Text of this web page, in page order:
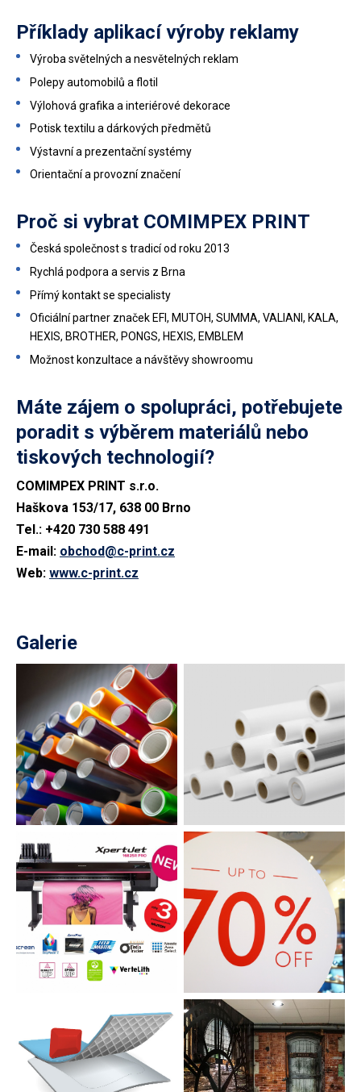
Příklady aplikací výroby reklamy
Výroba světelných a nesvětelných reklam
Polepy automobilů a flotil
Výlohová grafika a interiérové dekorace
Potisk textilu a dárkových předmětů
Výstavní a prezentační systémy
Orientační a provozní značení
Proč si vybrat COMIMPEX PRINT
Česká společnost s tradicí od roku 2013
Rychlá podpora a servis z Brna
Přímý kontakt se specialisty
Oficiální partner značek EFI, MUTOH, SUMMA, VALIANI, KALA,
HEXIS, BROTHER, PONGS, HEXIS, EMBLEM
Možnost konzultace a návštěvy showroomu
Máte zájem o spolupráci, potřebujete
poradit s výběrem materiálů nebo
tiskových technologií?
COMIMPEX PRINT s.r.o.
Haškova 153/17, 638 00 Brno
Tel.: +420 730 588 491
E-mail: obchod@c-print.cz
Web: www.c-print.cz
Galerie